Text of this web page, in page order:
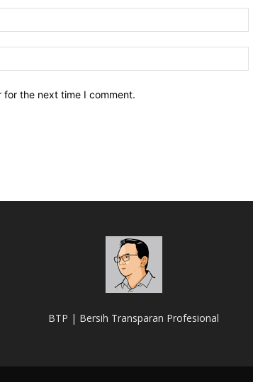
for the next time I comment.
BTP | Bersih Transparan Profesional